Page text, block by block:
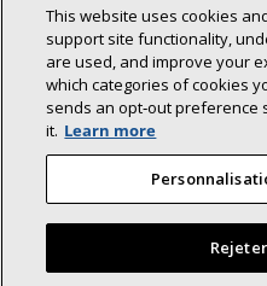
Communiquez avec nous :
©2026 Lennox
This website uses cookies
support site functionality,
are used, and improve your
which categories of cookies
sends an opt‑out preference
it. Learn more